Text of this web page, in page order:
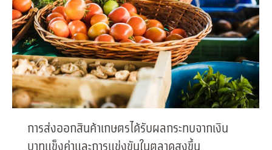
การส่งออกสินค้าเกษตรได้รับผลกระทบจากเงิน